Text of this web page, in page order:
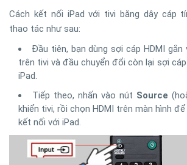
Cách kết nối iPad với tivi bằng dây cáp
thao tác như sau:
Đầu tiên, bạn dùng sợi cáp HDMI gắn
trên tivi và đầu chuyển đổi còn lại sợi
iPad.
Tiếp theo, nhấn vào nút Source
khiển tivi, rồi chọn HDMI trên màn hình
kết nối với iPad.